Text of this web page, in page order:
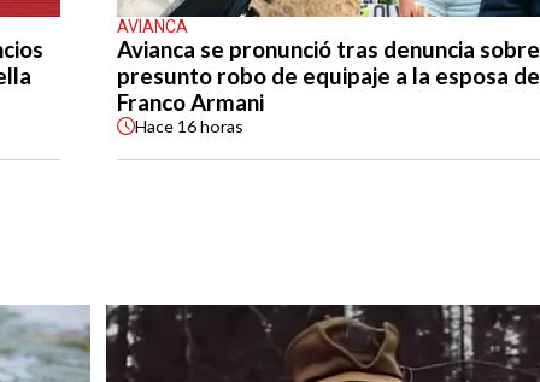
AVIANCA
Avianca se pronunció tras denuncia sobre
presunto robo de equipaje a la esposa de
Franco Armani
Hace 16 horas